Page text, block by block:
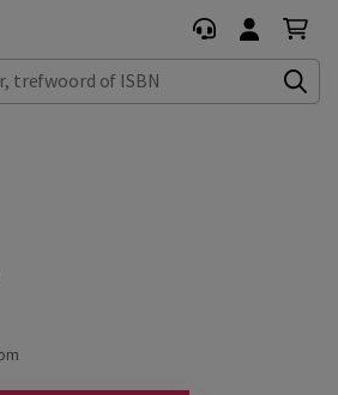
of ISBN